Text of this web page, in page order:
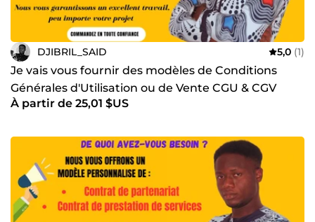
DJIBRIL_SAID 5,0 (1)
Je vais vous fournir des modèles de Conditions
Générales d'Utilisation ou de Vente CGU & CGV
À partir de 25,01 $US